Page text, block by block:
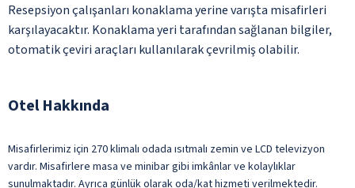
Resepsiyon çalışanları konaklama yerine varışta misafirleri
karşılayacaktır. Konaklama yeri tarafından sağlanan bilgiler,
otomatik çeviri araçları kullanılarak çevrilmiş olabilir.
Otel Hakkında
Misafirlerimiz için 270 klimalı odada ısıtmalı zemin ve LCD televizyon
vardır. Misafirlere masa ve minibar gibi imkânlar ve kolaylıklar
sunulmaktadır. Ayrıca günlük olarak oda/kat hizmeti verilmektedir.